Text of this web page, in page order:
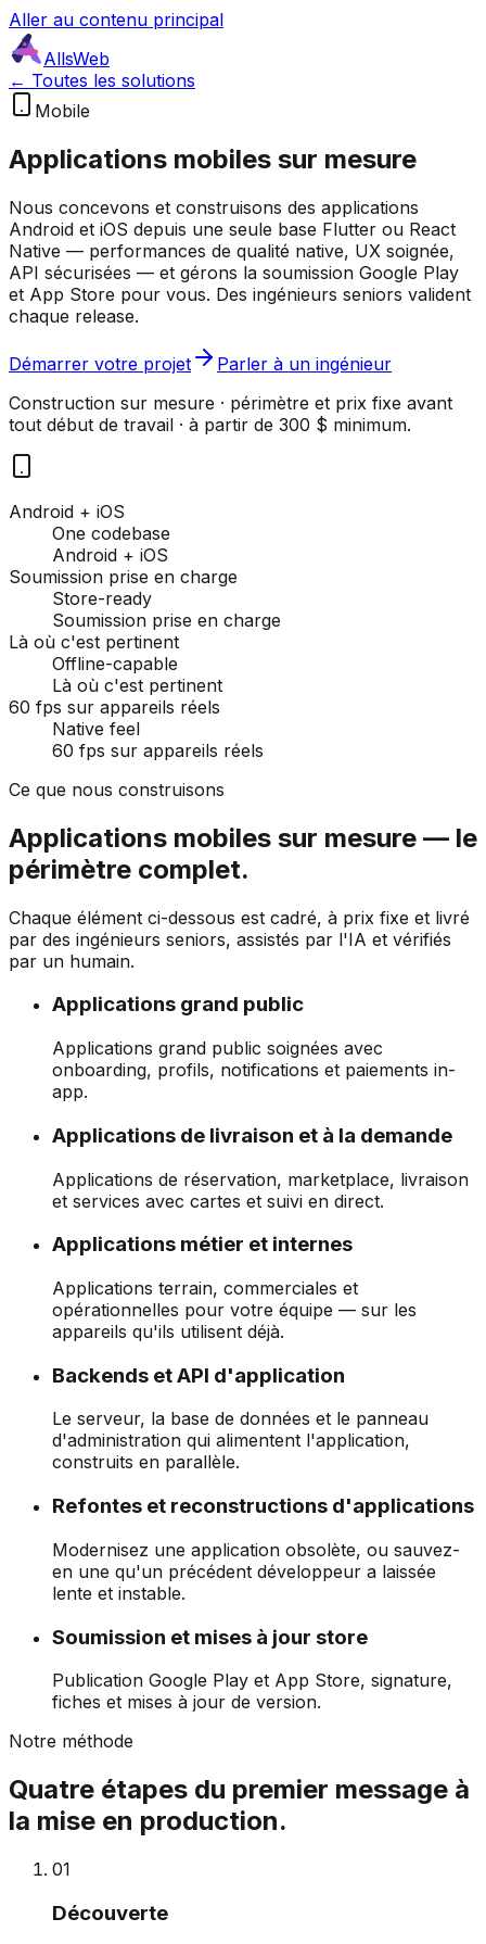
Aller au contenu principal
AllsWeb
← Toutes les solutions
Mobile
Applications mobiles sur mesure
Nous concevons et construisons des applications
Android et iOS depuis une seule base Flutter ou React
Native — performances de qualité native, UX soignée,
API sécurisées — et gérons la soumission Google Play
et App Store pour vous. Des ingénieurs seniors valident
chaque release.
Démarrer votre projet
Parler à un ingénieur
Construction sur mesure · périmètre et prix fixe avant
tout début de travail · à partir de 300 $ minimum.
Android + iOS
One codebase
Android + iOS
Soumission prise en charge
Store-ready
Soumission prise en charge
Là où c'est pertinent
Offline-capable
Là où c'est pertinent
60 fps sur appareils réels
Native feel
60 fps sur appareils réels
Ce que nous construisons
Applications mobiles sur mesure — le
périmètre complet.
Chaque élément ci-dessous est cadré, à prix fixe et livré
par des ingénieurs seniors, assistés par l'IA et vérifiés
par un humain.
Applications grand public
Applications grand public soignées avec
onboarding, profils, notifications et paiements in-
app.
Applications de livraison et à la demande
Applications de réservation, marketplace, livraison
et services avec cartes et suivi en direct.
Applications métier et internes
Applications terrain, commerciales et
opérationnelles pour votre équipe — sur les
appareils qu'ils utilisent déjà.
Backends et API d'application
Le serveur, la base de données et le panneau
d'administration qui alimentent l'application,
construits en parallèle.
Refontes et reconstructions d'applications
Modernisez une application obsolète, ou sauvez-
en une qu'un précédent développeur a laissée
lente et instable.
Soumission et mises à jour store
Publication Google Play et App Store, signature,
fiches et mises à jour de version.
Notre méthode
Quatre étapes du premier message à
la mise en production.
01
Découverte